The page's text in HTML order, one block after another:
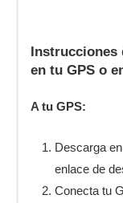
Instrucciones
en tu GPS o
A tu GPS:
Descarga
enlace de
Conecta tu